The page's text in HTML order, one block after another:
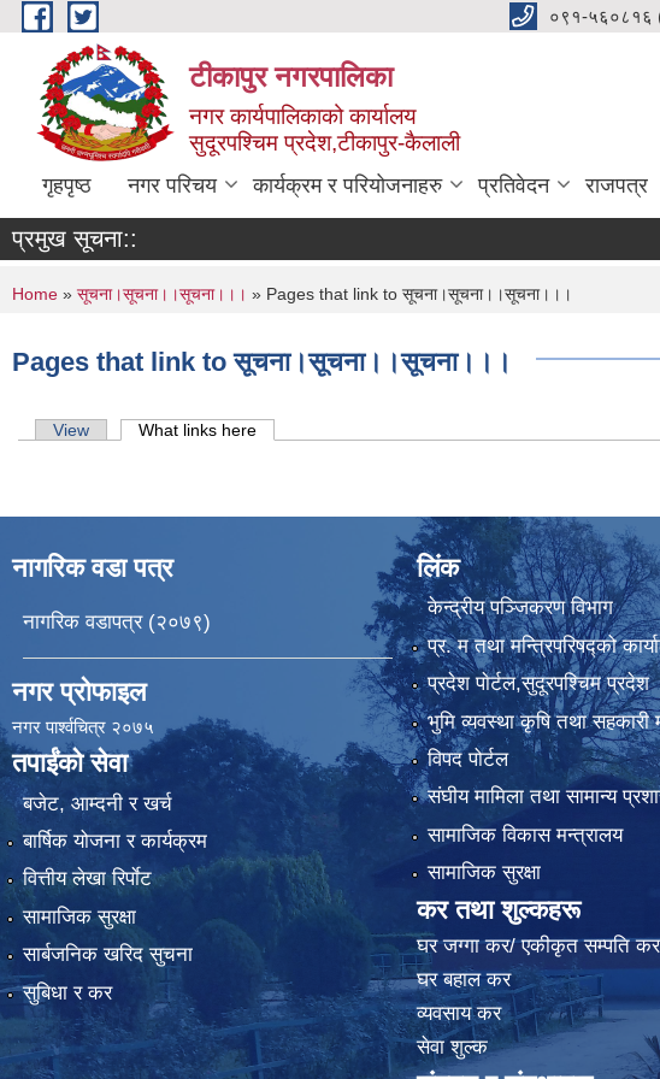
Skip to main content ०९१-५६०८१६
टीकापुर नगरपालिका
नगर कार्यपालिकाको कार्यालय
सुदूरपश्चिम प्रदेश,टीकापुर-कैलाली
गृहपृष्ठ नगर परिचय कार्यक्रम र परियोजनाहरु प्रतिवेदन राजपत्र
प्रमुख सूचना::
You are here
Home » सूचना।सूचना।।सूचना।।। » Pages that link to सूचना।सूचना।।सूचना।।।
Pages that link to सूचना।सूचना।।सूचना।।।
Primary tabs
View What links here
नागरिक वडा पत्र
नागरिक वडापत्र (२०७९)
नगर प्रोफाइल
नगर पार्श्वचित्र २०७५
तपाईंको सेवा
बजेट, आम्दनी र खर्च
बार्षिक योजना र कार्यक्रम
वित्तीय लेखा रिर्पाेट
सामाजिक सुरक्षा
सार्बजनिक खरिद सुचना
सुबिधा र कर
लिंक
केन्द्रीय पञ्जिकरण विभाग
प्र. म तथा मन्त्रिपरिषद्को
प्रदेश पाेर्टल,सुदूरपश्चिम प्रदेश
भुमि व्यवस्था कृषि तथा सहकारी
विपद पोर्टल
संघीय मामिला तथा सामान्य
सामाजिक विकास मन्त्रालय
सामाजिक सुरक्षा
कर तथा शुल्कहरू
घर जग्गा कर/ एकीकृत सम्पति कर
घर बहाल कर
व्यवसाय कर
सेवा शुल्क